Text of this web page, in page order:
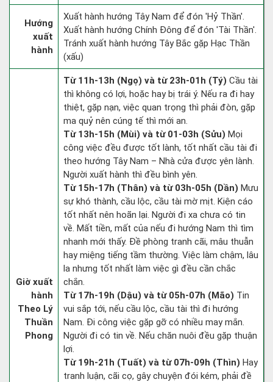
Hướng
xuất
hành
Xuất hành hướng Tây Nam để đón 'Hỷ Thần'.
Xuất hành hướng Chính Đông để đón 'Tài Thần'.
Tránh xuất hành hướng Tây Bắc gặp Hạc Thần
(xấu)
Giờ xuất
hành
Theo Lý
Thuần
Phong
Từ 11h-13h (Ngọ) và từ 23h-01h (Tý) Cầu tài
thì không có lợi, hoặc hay bị trái ý. Nếu ra đi hay
thiệt, gặp nạn, việc quan trọng thì phải đòn, gặp
ma quỷ nên cúng tế thì mới an.
Từ 13h-15h (Mùi) và từ 01-03h (Sửu) Mọi
công việc đều được tốt lành, tốt nhất cầu tài đi
theo hướng Tây Nam – Nhà cửa được yên lành.
Người xuất hành thì đều bình yên.
Từ 15h-17h (Thân) và từ 03h-05h (Dần) Mưu
sự khó thành, cầu lộc, cầu tài mờ mịt. Kiện cáo
tốt nhất nên hoãn lại. Người đi xa chưa có tin
về. Mất tiền, mất của nếu đi hướng Nam thì tìm
nhanh mới thấy. Đề phòng tranh cãi, mâu thuẫn
hay miệng tiếng tầm thường. Việc làm chậm, lâu
la nhưng tốt nhất làm việc gì đều cần chắc
chắn.
Từ 17h-19h (Dậu) và từ 05h-07h (Mão) Tin
vui sắp tới, nếu cầu lộc, cầu tài thì đi hướng
Nam. Đi công việc gặp gỡ có nhiều may mắn.
Người đi có tin về. Nếu chăn nuôi đều gặp thuận
lợi.
Từ 19h-21h (Tuất) và từ 07h-09h (Thìn) Hay
tranh luận, cãi cọ, gây chuyện đói kém, phải đề